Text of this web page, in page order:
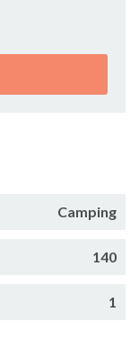
Camping
140
1